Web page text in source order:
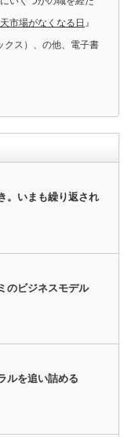
市場がなくなる日 』
クス）、の他、電子書
。いまも繰り返され
のビジネスモデル
ルを追い詰める